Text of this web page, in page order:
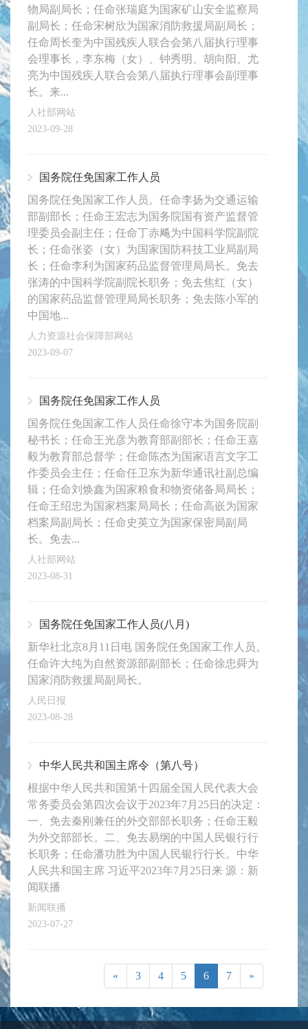
物局副局长；任命张瑞庭为国家矿山安全监察局
副局长；任命宋树欣为国家消防救援局副局长；
任命周长奎为中国残疾人联合会第八届执行理事
会理事长，李东梅（女）、钟秀明、胡向阳、尤
亮为中国残疾人联合会第八届执行理事会副理事
长。来...
人社部网站
2023-09-28
国务院任免国家工作人员
国务院任免国家工作人员。任命李扬为交通运输
部副部长；任命王宏志为国务院国有资产监督管
理委员会副主任；任命丁赤飚为中国科学院副院
长；任命张姿（女）为国家国防科技工业局副局
长；任命李利为国家药品监督管理局局长。免去
张涛的中国科学院副院长职务；免去焦红（女）
的国家药品监督管理局局长职务；免去陈小军的
中国地...
人力资源社会保障部网站
2023-09-07
国务院任免国家工作人员
国务院任免国家工作人员任命徐守本为国务院副
秘书长；任命王光彦为教育部副部长；任命王嘉
毅为教育部总督学；任命陈杰为国家语言文字工
作委员会主任；任命任卫东为新华通讯社副总编
辑；任命刘焕鑫为国家粮食和物资储备局局长；
任命王绍忠为国家档案局局长；任命高嵌为国家
档案局副局长；任命史英立为国家保密局副局
长。免去...
人社部网站
2023-08-31
国务院任免国家工作人员(八月)
新华社北京8月11日电 国务院任免国家工作人员。
任命许大纯为自然资源部副部长；任命徐忠舜为
国家消防救援局副局长。
人民日报
2023-08-28
中华人民共和国主席令（第八号）
根据中华人民共和国第十四届全国人民代表大会
常务委员会第四次会议于2023年7月25日的决定：
一、免去秦刚兼任的外交部部长职务；任命王毅
为外交部部长。二、免去易纲的中国人民银行行
长职务；任命潘功胜为中国人民银行行长。中华
人民共和国主席 习近平2023年7月25日来 源：新
闻联播
新闻联播
2023-07-27
« 3 4 5 6 7 »